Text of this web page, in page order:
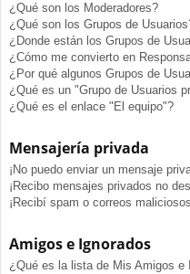
¿Qué son los Moderadores?
¿Qué son los Grupos de
¿Donde están los Grupos de
¿Cómo me convierto en
¿Por qué algunos Grupos de
¿Qué es un "Grupo de Usuarios
¿Qué es el enlace "El equipo"?
Mensajería privada
¡No puedo enviar un mensaje
¡Recibo mensajes privados no
¡Recibí spam o correos
Amigos e Ignorados
¿Qué es la lista de Mis Amigos e